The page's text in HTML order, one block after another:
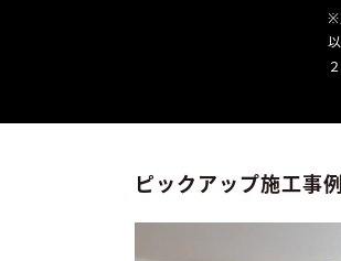
※
ピックアップ施工事例